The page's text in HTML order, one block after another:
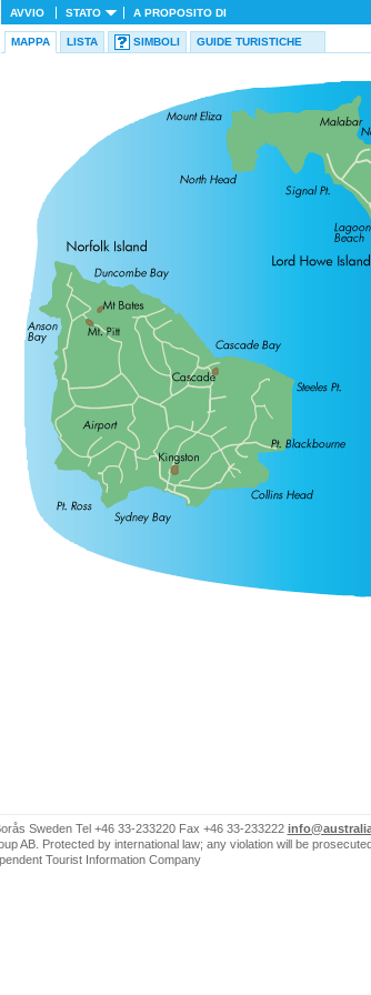
AVVIO STATO A PROPOSITO DI
MAPPA LISTA SIMBOLI GUIDE TURISTICHE
Sweden Tel +46 33-233220 Fax +46 33-233222
AB. Protected by international law; any violation will be
Tourist Information Company